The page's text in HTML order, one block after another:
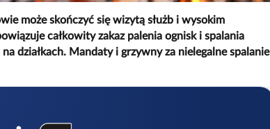
może skończyć się wizytą służb i wysokim
całkowity zakaz palenia ognisk i spalania
działkach. Mandaty i grzywny za nielegalne spalanie